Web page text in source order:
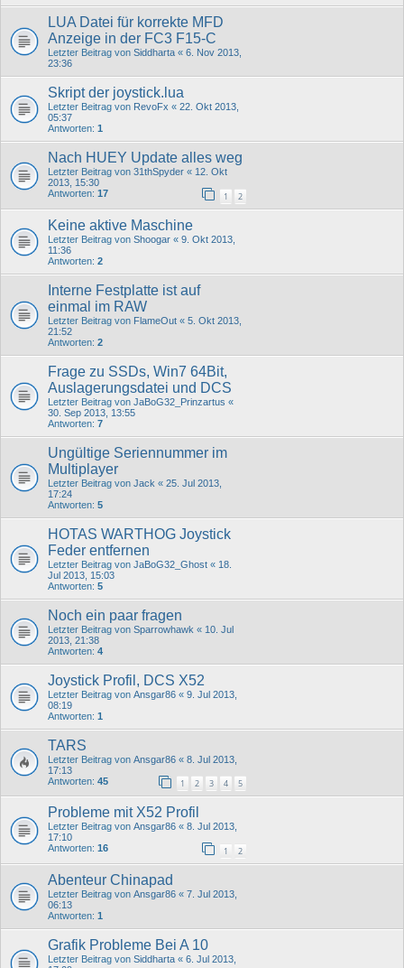
LUA Datei für korrekte MFD
Anzeige in der FC3 F15-C
Letzter Beitrag von Siddharta « 6. Nov 2013,
23:36
Skript der joystick.lua
Letzter Beitrag von RevoFx « 22. Okt 2013,
05:37
Antworten: 1
Nach HUEY Update alles weg
Letzter Beitrag von 31thSpyder « 12. Okt
2013, 15:30
Antworten: 17 1 2
Keine aktive Maschine
Letzter Beitrag von Shoogar « 9. Okt 2013,
11:36
Antworten: 2
Interne Festplatte ist auf
einmal im RAW
Letzter Beitrag von FlameOut « 5. Okt 2013,
21:52
Antworten: 2
Frage zu SSDs, Win7 64Bit,
Auslagerungsdatei und DCS
Letzter Beitrag von JaBoG32_Prinzartus «
30. Sep 2013, 13:55
Antworten: 7
Ungültige Seriennummer im
Multiplayer
Letzter Beitrag von Jack « 25. Jul 2013,
17:24
Antworten: 5
HOTAS WARTHOG Joystick
Feder entfernen
Letzter Beitrag von JaBoG32_Ghost « 18.
Jul 2013, 15:03
Antworten: 5
Noch ein paar fragen
Letzter Beitrag von Sparrowhawk « 10. Jul
2013, 21:38
Antworten: 4
Joystick Profil, DCS X52
Letzter Beitrag von Ansgar86 « 9. Jul 2013,
08:19
Antworten: 1
TARS
Letzter Beitrag von Ansgar86 « 8. Jul 2013,
17:13
Antworten: 45 1 2 3 4 5
Probleme mit X52 Profil
Letzter Beitrag von Ansgar86 « 8. Jul 2013,
17:10
Antworten: 16 1 2
Abenteur Chinapad
Letzter Beitrag von Ansgar86 « 7. Jul 2013,
06:13
Antworten: 1
Grafik Probleme Bei A 10
Letzter Beitrag von Siddharta « 6. Jul 2013,